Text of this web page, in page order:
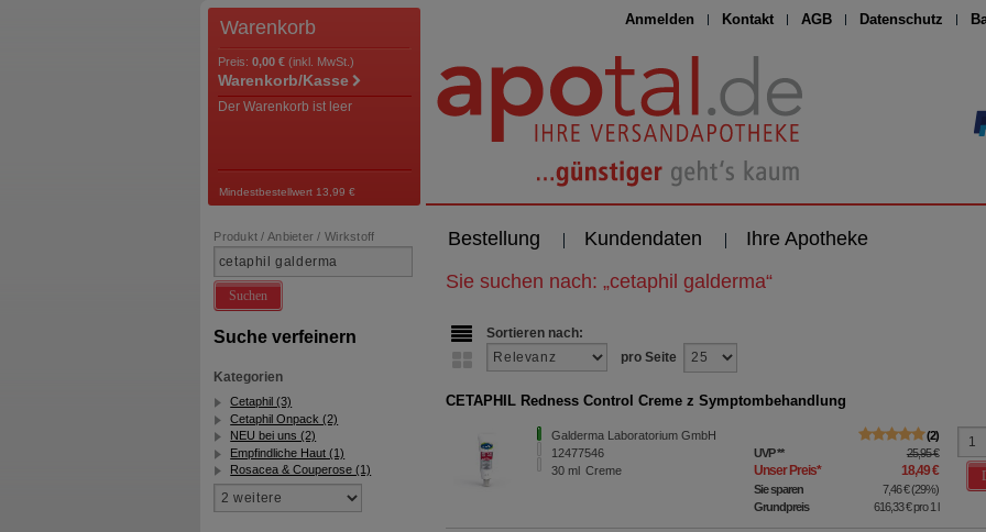
Anmelden Kontakt AGB Datenschutz
Warenkorb
Preis: 0,00 € (inkl. MwSt.)
Warenkorb/Kasse
Der Warenkorb ist leer
Mindestbestellwert 13,99 €
Bestellung Kundendaten Ihre Apotheke
Produkt / Anbieter / Wirkstoff
Suchen
Suche verfeinern
Kategorien
Cetaphil (3)
Cetaphil Onpack (2)
NEU bei uns (2)
Empfindliche Haut (1)
Rosacea & Couperose (1)
Sie suchen nach: „cetaphil galderma“
Sortieren nach:
pro Seite
CETAPHIL Redness Control Creme z Symptombehandlung
Galderma Laboratorium GmbH
12477546
30 ml Creme
2
UVP** 25,95 €
Unser Preis* 18,49 €
Sie sparen 7,46 €(29%)
Grundpreis
616,33 €pro 1 l